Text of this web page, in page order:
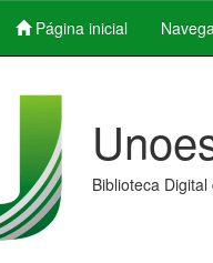
Página inicial
Biblioteca